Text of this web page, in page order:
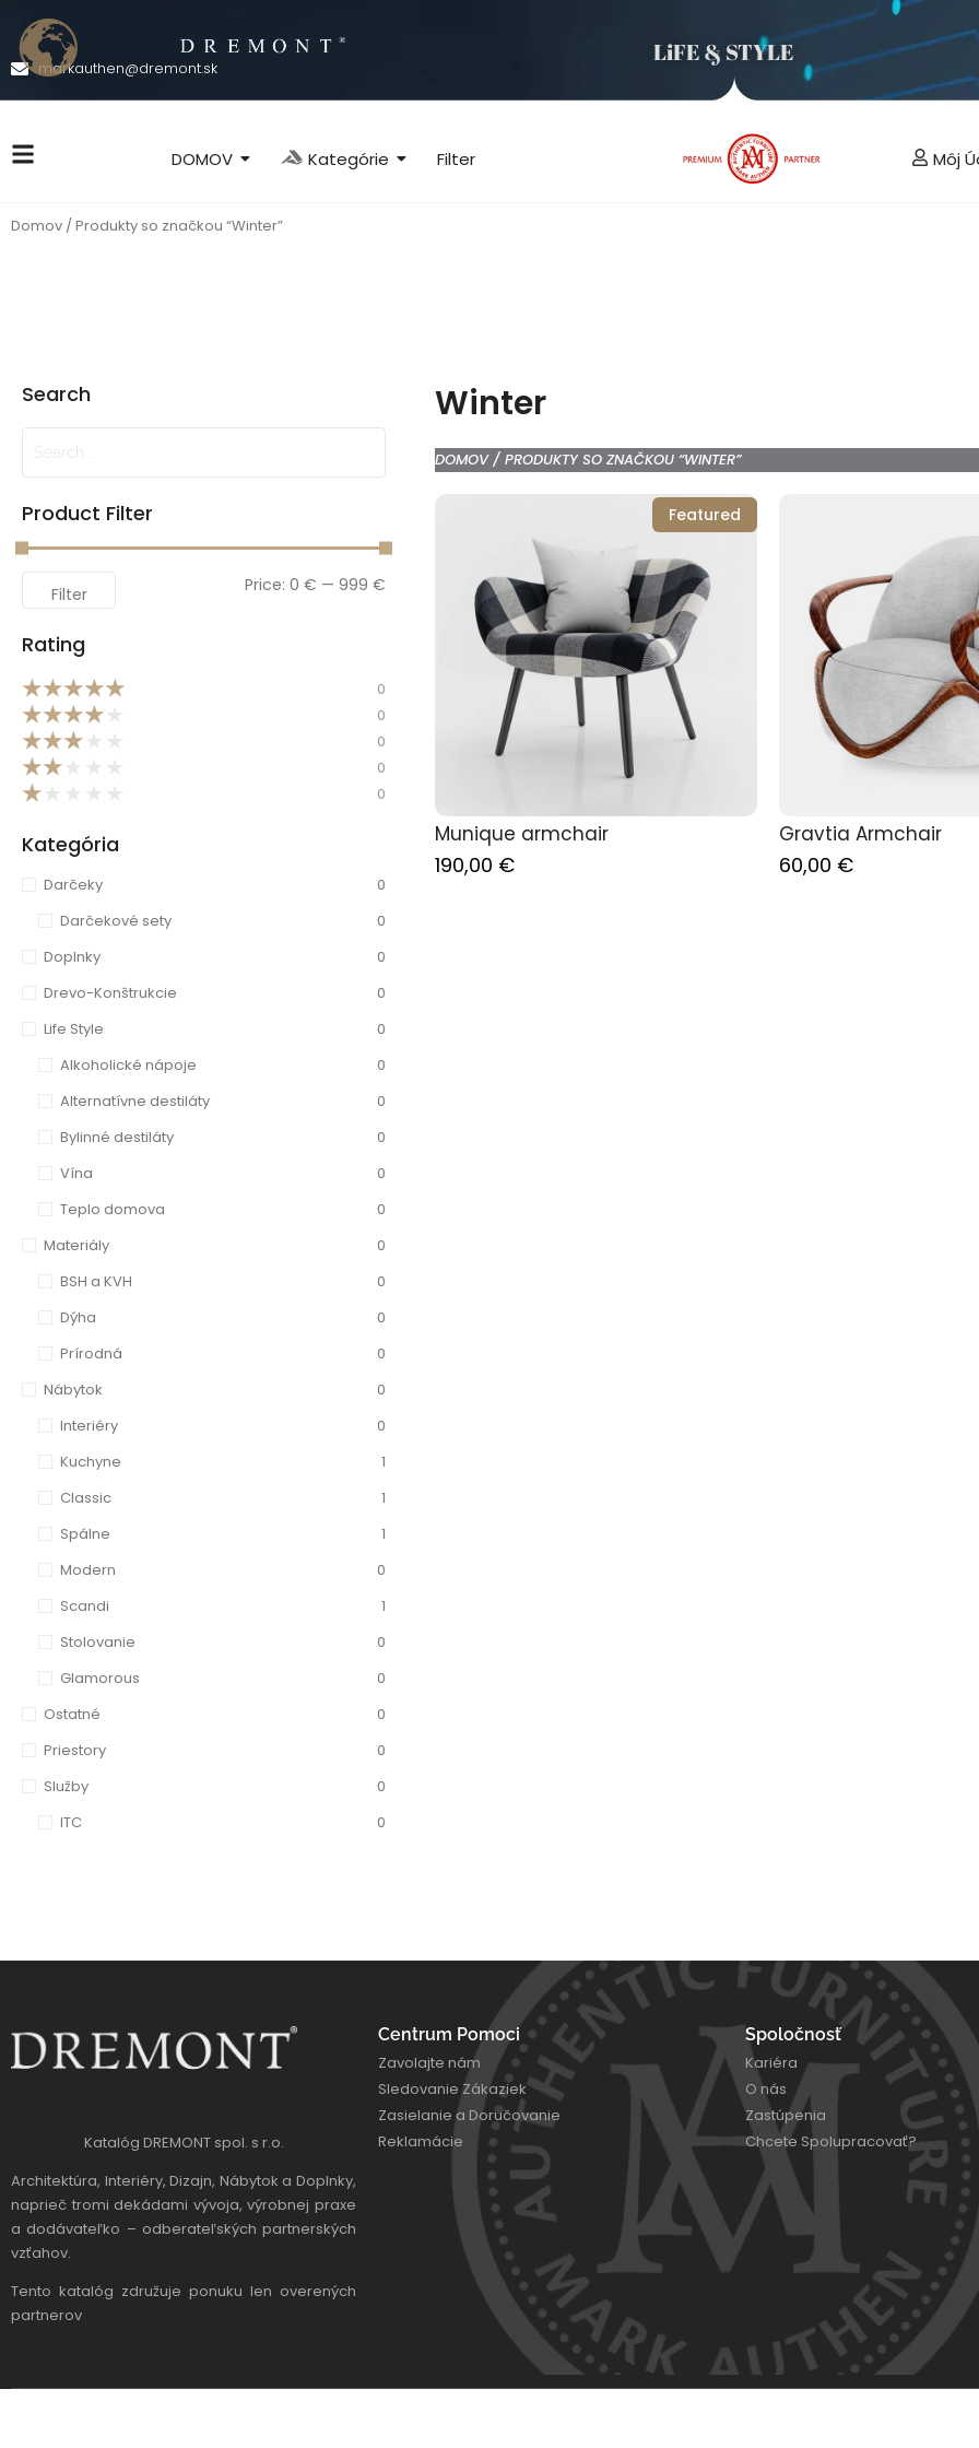
markauthen@dremont.sk
LiFE & STYLE
DOMOV Kategórie Filter Môj
Domov / Produkty so značkou “Winter”
Search
Product Filter
Filter Price:0 € —999 €
Rating
★★★★★ 0
★★★★ 0
★★★ 0
★★ 0
★ 0
Kategória
Darčeky
0
Darčekové sety
0
Doplnky
0
Drevo-Konštrukcie
0
Life Style
0
Alkoholické nápoje
0
Alternatívne destiláty
0
Bylinné destiláty
0
Vína
0
Teplo domova
0
Materiály
0
BSH a KVH
0
Dýha
0
Prírodná
0
Nábytok
0
Interiéry
0
Kuchyne
1
Classic
1
Spálne
1
Modern
0
Scandi
1
Stolovanie
0
Glamorous
0
Ostatné
0
Priestory
0
Služby
0
ITC
0
Winter
DOMOV/ PRODUKTY SO ZNAČKOU “WINTER”
Featured
Add to Cart
Munique armchair
190,00 €
Add to
Gravtia Armchair
60,00 €
Katalóg DREMONT spol. s r.o.
Architektúra, Interiéry, Dizajn, Nábytok a Doplnky,
naprieč tromi dekádami vývoja, výrobnej praxe
a dodávateľko – odberateľských partnerských
vzťahov.
Tento katalóg združuje ponuku len overených
partnerov
Centrum Pomoci
Zavolajte nám
Sledovanie Zákaziek
Zasielanie a Doručovanie
Reklamácie
Spoločnosť
Kariéra
O nás
Zastúpenia
Chcete Spolupracovať?